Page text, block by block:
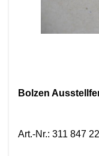
Bolzen
Art.-Nr.: 311 847